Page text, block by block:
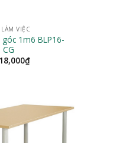
VIỆC
1m6 BLP16-
CG
₫